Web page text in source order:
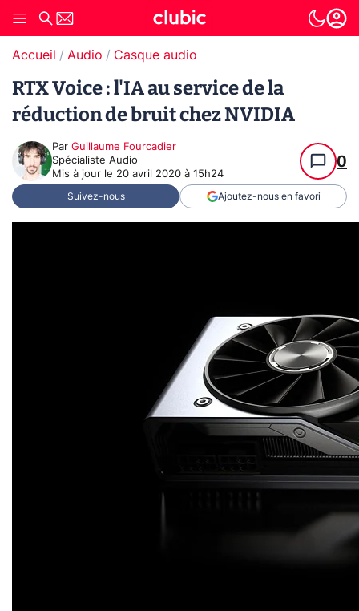
Accueil Audio Casque audio
RTX Voice : l'IA au service de la
réduction de bruit chez NVIDIA
Par Guillaume Fourcadier
Spécialiste Audio
Mis à jour le 20 avril 2020 à 15h24
0
Suivez-nous Ajoutez-nous en favori